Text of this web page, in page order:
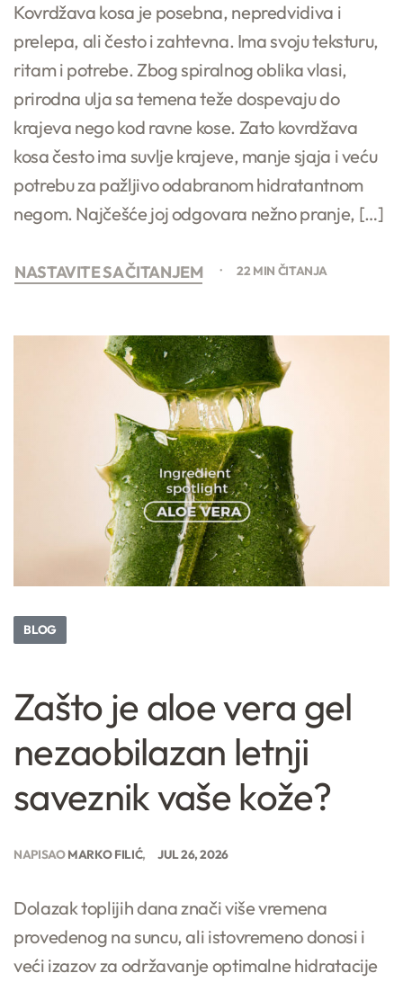
Kovrdžava kosa je posebna, nepredvidiva i
prelepa, ali često i zahtevna. Ima svoju teksturu,
ritam i potrebe. Zbog spiralnog oblika vlasi,
prirodna ulja sa temena teže dospevaju do
krajeva nego kod ravne kose. Zato kovrdžava
kosa često ima suvlje krajeve, manje sjaja i veću
potrebu za pažljivo odabranom hidratantnom
negom. Najčešće joj odgovara nežno pranje, […]
NASTAVITE SA ČITANJEM 22 MIN ČITANJA
BLOG
Zašto je aloe vera gel
nezaobilazan letnji
saveznik vaše kože?
NAPISAOMARKO FILIĆ JUL 26, 2026
Dolazak toplijih dana znači više vremena
provedenog na suncu, ali istovremeno donosi i
veći izazov za održavanje optimalne hidratacije